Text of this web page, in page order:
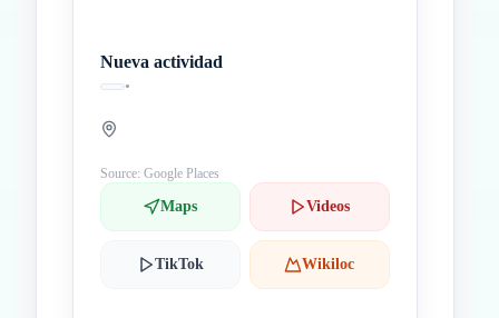
Nueva actividad
•
Source: Google Places
Maps Videos
TikTok Wikiloc